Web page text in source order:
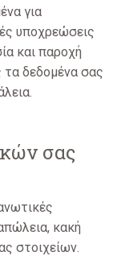
για
υποχρεώσεις
και παροχή
τα δεδομένα σας
σας
κακή
στοιχείων.